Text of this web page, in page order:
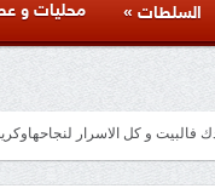
السلطات » محليات و
ست وصفات متنوعة لذيذة بأسرار